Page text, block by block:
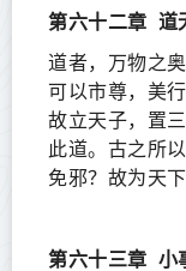
第六十二章 道
道者，万物之
可以市尊，美
故立天子，置
此道。古之所
免邪？故为天下
第六十三章 小